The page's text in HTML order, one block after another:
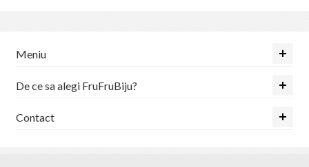
Meniu
De ce sa alegi FruFruBiju?
Contact